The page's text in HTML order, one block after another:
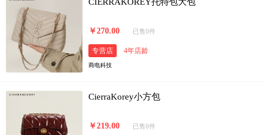
￥270.00 已售0件
专营店 4年店龄
商电科技
CierraKorey小方包
￥219.00 已售0件